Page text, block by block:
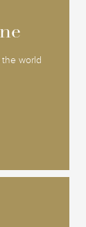
world